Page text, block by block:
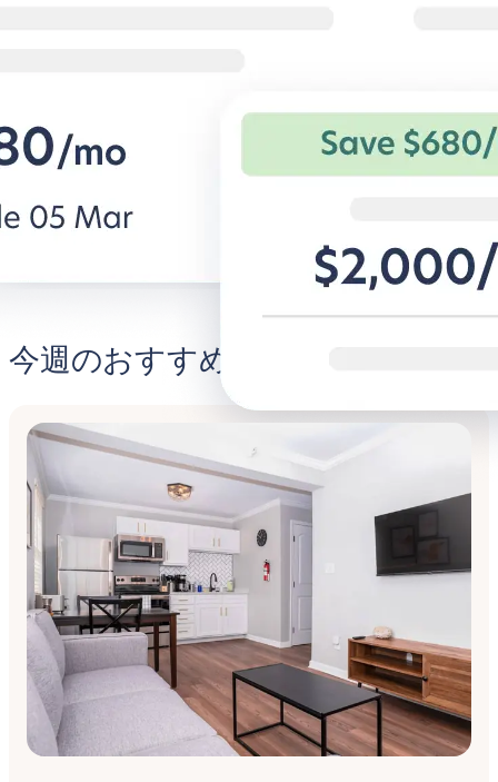
法人旅行者向けの柔軟な条件と快適な
住宅。
BG for Business発見する
を。
今週のおすすめ